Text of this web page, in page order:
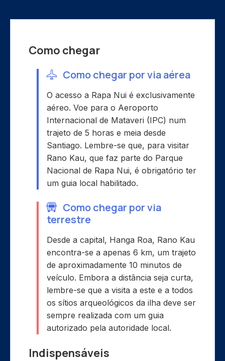
Como chegar
Como chegar por via aérea
O acesso a Rapa Nui é exclusivamente
aéreo. Voe para o Aeroporto
Internacional de Mataveri (IPC) num
trajeto de 5 horas e meia desde
Santiago. Lembre-se que, para visitar
Rano Kau, que faz parte do Parque
Nacional de Rapa Nui, é obrigatório ter
um guia local habilitado.
Como chegar por via
terrestre
Desde a capital, Hanga Roa, Rano Kau
encontra-se a apenas 6 km, um trajeto
de aproximadamente 10 minutos de
veículo. Embora a distância seja curta,
lembre-se que a visita a este e a todos
os sítios arqueológicos da ilha deve ser
sempre realizada com um guia
autorizado pela autoridade local.
Indispensáveis